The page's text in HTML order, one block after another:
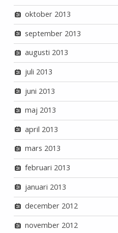
oktober 2013
september 2013
augusti 2013
juli 2013
juni 2013
maj 2013
april 2013
mars 2013
februari 2013
januari 2013
december 2012
november 2012